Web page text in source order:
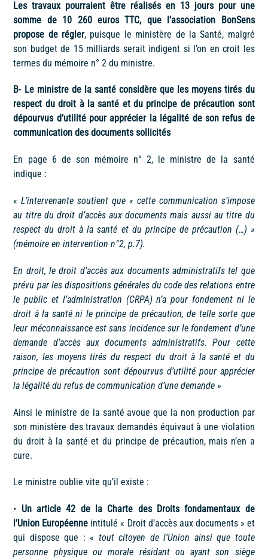
Les travaux pourraient être réalisés en 13 jours pour une
somme de 10 260 euros TTC, que l’association BonSens
propose de régler, puisque le ministère de la Santé, malgré
son budget de 15 milliards serait indigent si l’on en croit les
termes du mémoire n° 2 du ministre.
B- Le ministre de la santé considère que les moyens tirés du
respect du droit à la santé et du principe de précaution sont
dépourvus d’utilité pour apprécier la légalité de son refus de
communication des documents sollicités
En page 6 de son mémoire n° 2, le ministre de la santé
indique :
«L’intervenante soutient que « cette communication s’impose
au titre du droit d’accès aux documents mais aussi au titre du
respect du droit à la santé et du principe de précaution (…) »
(mémoire en intervention n°2, p.7).
En droit, le droit d’accès aux documents administratifs tel que
prévu par les dispositions générales du code des relations entre
le public et l’administration (CRPA) n’a pour fondement ni le
droit à la santé ni le principe de précaution, de telle sorte que
leur méconnaissance est sans incidence sur le fondement d’une
demande d’accès aux documents administratifs. Pour cette
raison, les moyens tirés du respect du droit à la santé et du
principe de précaution sont dépourvus d’utilité pour apprécier
la légalité du refus de communication d’une demande »
Ainsi le ministre de la santé avoue que la non production par
son ministère des travaux demandés équivaut à une violation
du droit à la santé et du principe de précaution, mais n’en a
cure.
Le ministre oublie vite qu’il existe :
• Un article 42 de la Charte des Droits fondamentaux de
l’Union Européenne intitulé « Droit d’accès aux documents » et
qui dispose que : « tout citoyen de l’Union ainsi que toute
personne physique ou morale résidant ou ayant son siège